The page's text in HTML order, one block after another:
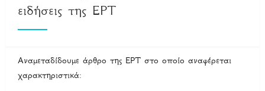
ειδήσεις της ΕΡΤ
Αναμεταδίδουμε άρθρο της ΕΡΤ στο οποίο αναφέρεται
χαρακτηριστικά: